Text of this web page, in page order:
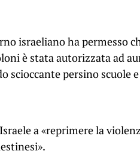
israeliano ha permesso
è stata autorizzata ad
scioccante persino scuole
a «reprimere la